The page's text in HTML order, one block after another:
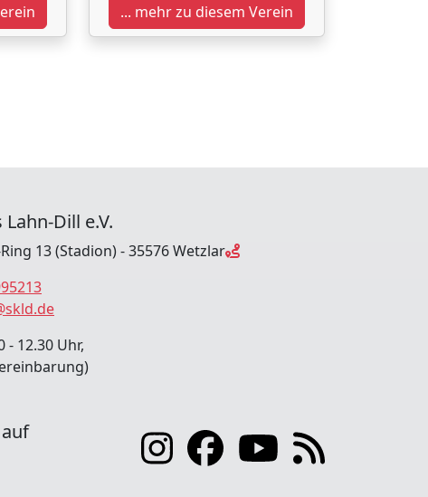
... mehr zu diesem Verein
Dill e.V.
13 (Stadion) - 35576 Wetzlar
- 12.30 Uhr,